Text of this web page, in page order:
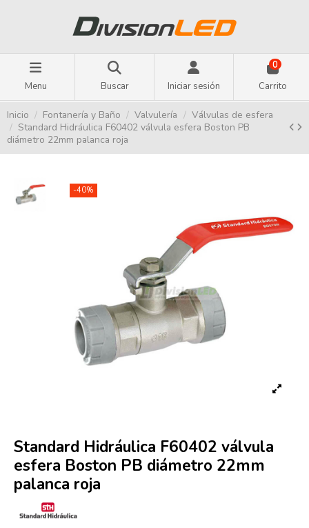
Menu Buscar Iniciar sesión
0
Carrito
Inicio Fontanería y Baño Valvulería
Válvulas de esfera
Standard Hidráulica F60402 válvula esfera Boston PB
diámetro 22mm palanca roja
-40%
Standard Hidráulica F60402 válvula
esfera Boston PB diámetro 22mm
palanca roja